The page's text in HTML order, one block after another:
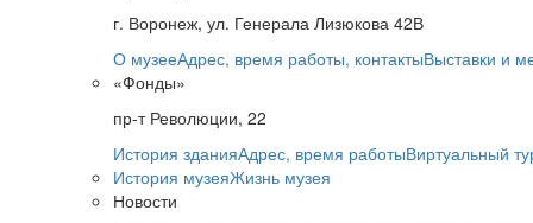
г. Воронеж, ул. Генерала Лизюкова 42В
О музееАдрес, время работы, контактыВыставки и
«Фонды»
пр-т Революции, 22
История зданияАдрес, время работыВиртуальный
История музеяЖизнь музея
Новости